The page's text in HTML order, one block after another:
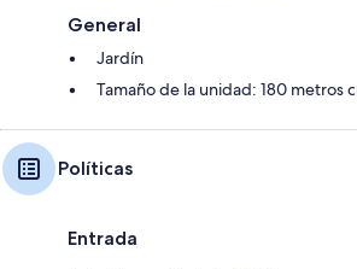
General
Jardín
Tamaño de la unidad: 180 metros
Políticas
Entrada